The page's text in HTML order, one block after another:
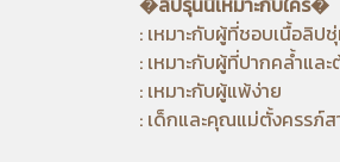
: เหมาะกับผู้ที่ชอบเนื้อลิ
: เหมาะกับผู้ที่ปากคล้ำแล
: เหมาะกับผู้แพ้ง่าย
: เด็กและคุณแม่ตั้งครรภ์ส